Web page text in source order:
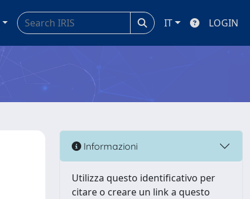
IT LOGIN
Informazioni
Utilizza questo identificativo per
citare o creare un link a questo